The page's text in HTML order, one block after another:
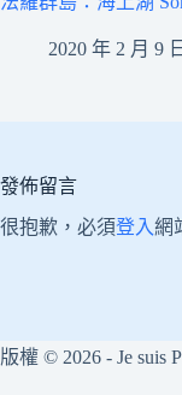
2020 年 2 月 9 日
發佈留言
很抱歉，必須登入網
版權 © 2026 - Je suis